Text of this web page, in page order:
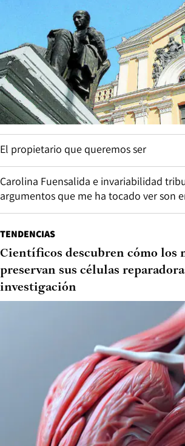
El propietario que queremos ser
Carolina Fuensalida e invariabilidad
argumentos que me ha tocado ver son
TENDENCIAS
Científicos descubren cómo los
preservan sus células
investigación